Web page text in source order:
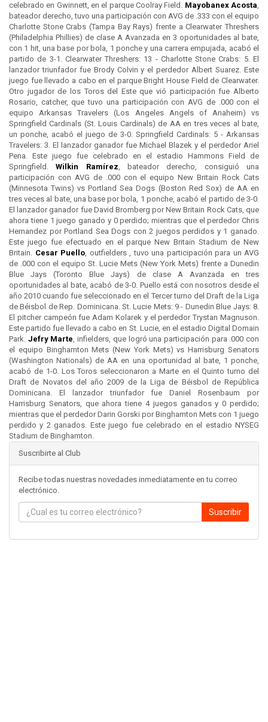
celebrado en Gwinnett, en el parque Coolray Field. Mayobanex Acosta,
bateador derecho, tuvo una participación con AVG de .333 con el equipo
Charlotte Stone Crabs (Tampa Bay Rays) frente a Clearwater Threshers
(Philadelphia Phillies) de clase A Avanzada en 3 oportunidades al bate,
con 1 hit, una base por bola, 1 ponche y una carrera empujada, acabó el
partido de 3-1. Clearwater Threshers: 13 - Charlotte Stone Crabs: 5. El
lanzador triunfador fue Brody Colvin y el perdedor Albert Suarez. Este
juego fue llevado a cabo en el parque Bright House Field de Clearwater.
Otro jugador de los Toros del Este que vió participación fue Alberto
Rosario, catcher, que tuvo una participación con AVG de .000 con el
equipo Arkansas Travelers (Los Angeles Angels of Anaheim) vs
Springfield Cardinals (St. Louis Cardinals) de AA en tres veces al bate,
un ponche, acabó el juego de 3-0. Springfield Cardinals: 5 - Arkansas
Travelers: 3. El lanzador ganador fue Michael Blazek y el perdedor Ariel
Pena. Este juego fue celebrado en el estadio Hammons Field de
Springfield.Wilkin Ramírez, bateador derecho, consiguió una
participación con AVG de .000 con el equipo New Britain Rock Cats
(Minnesota Twins) vs Portland Sea Dogs (Boston Red Sox) de AA en
tres veces al bate, una base por bola, 1 ponche, acabó el partido de 3-0.
El lanzador ganador fue David Bromberg por New Britain Rock Cats, que
ahora tiene 1 juego ganado y 0 perdido; mientras que el perdedor Chris
Hernandez por Portland Sea Dogs con 2 juegos perdidos y 1 ganado.
Este juego fue efectuado en el parque New Britain Stadium de New
Britain. Cesar Puello, outfielders , tuvo una participación para un AVG
de .000 con el equipo St. Lucie Mets (New York Mets) frente a Dunedin
Blue Jays (Toronto Blue Jays) de clase A Avanzada en tres
oportunidades al bate, acabó de 3-0. Puello está con nosotros desde el
año 2010 cuando fue seleccionado en el Tercer turno del Draft de la Liga
de Béisbol de Rep. Dominicana. St. Lucie Mets: 9 - Dunedin Blue Jays: 8.
El pitcher campeón fue Adam Kolarek y el perdedor Trystan Magnuson.
Este partido fue llevado a cabo en St. Lucie, en el estadio Digital Domain
Park. Jefry Marte, infielders, que logró una participación para .000 con
el equipo Binghamton Mets (New York Mets) vs Harrisburg Senators
(Washington Nationals) de AA en una oportunidad al bate, 1 ponche,
acabó de 1-0. Los Toros seleccionaron a Marte en el Quinto turno del
Draft de Novatos del año 2009 de la Liga de Béisbol de República
Dominicana. El lanzador triunfador fue Daniel Rosenbaum por
Harrisburg Senators, que ahora tiene 4 juegos ganados y 0 perdido;
mientras que el perdedor Darin Gorski por Binghamton Mets con 1 juego
perdido y 2 ganados. Este juego fue celebrado en el estadio NYSEG
Stadium de Binghamton.
Suscribirte al Club
Recibe todas nuestras novedades inmediatamente en tu correo
electrónico.
Suscribir